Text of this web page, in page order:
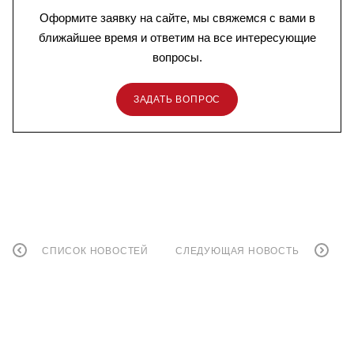
Оформите заявку на сайте, мы свяжемся с вами в
ближайшее время и ответим на все интересующие
вопросы.
ЗАДАТЬ ВОПРОС
СПИСОК НОВОСТЕЙ СЛЕДУЮЩАЯ НОВОСТЬ